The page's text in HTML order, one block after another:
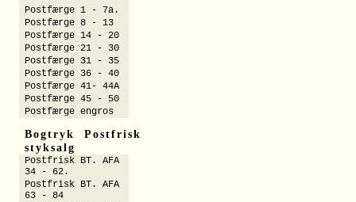
Postfærge 1 - 7a.
Postfærge 8 - 13
Postfærge 14 - 20
Postfærge 21 - 30
Postfærge 31 - 35
Postfærge 36 - 40
Postfærge 41- 44A
Postfærge 45 - 50
Postfærge engros
Bogtryk Postfrisk
styksalg
Postfrisk BT. AFA
34 - 62.
Postfrisk BT. AFA
63 - 84